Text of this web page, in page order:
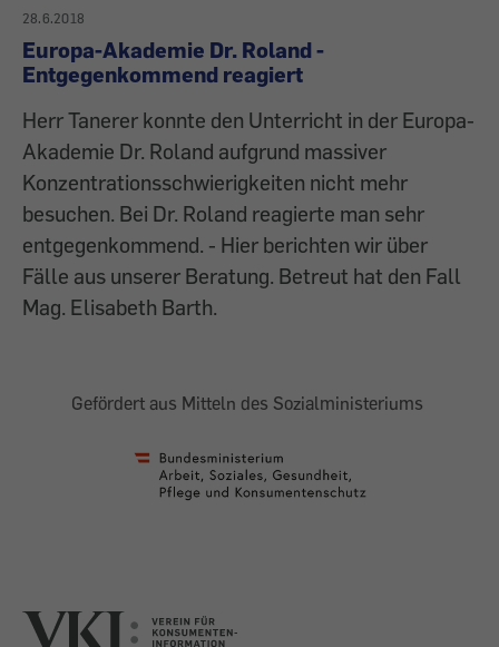
28.6.2018
Europa-Akademie Dr. Roland -
Entgegenkommend reagiert
Herr Tanerer konnte den Unterricht in der Europa-
Akademie Dr. Roland aufgrund massiver
Konzentrationsschwierigkeiten nicht mehr
besuchen. Bei Dr. Roland reagierte man sehr
entgegenkommend. - Hier berichten wir über
Fälle aus unserer Beratung. Betreut hat den Fall
Mag. Elisabeth Barth.
Gefördert aus Mitteln des Sozialministeriums